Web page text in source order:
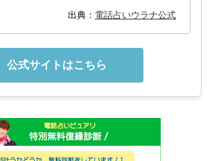
出典： 電話占いウラナ公式
公式サイトはこちら